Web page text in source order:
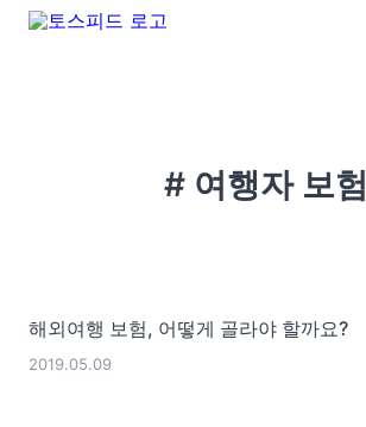
# 여행자 보험
해외여행 보험, 어떻게 골라야 할까요?
2019.05.09